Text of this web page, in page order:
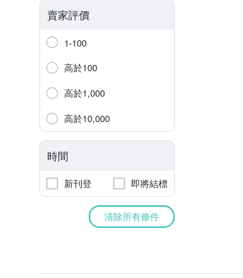
賣家評價
1-100
高於100
高於1,000
高於10,000
時間
新刊登 即將結標
清除所有條件